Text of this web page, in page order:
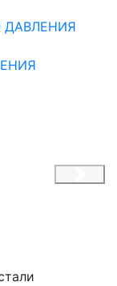
ДАВЛЕНИЯ